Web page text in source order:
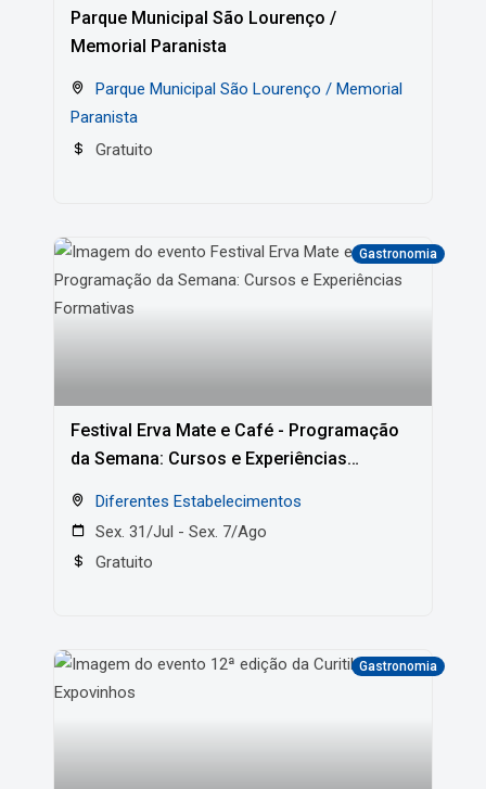
Parque Municipal São Lourenço /
Memorial Paranista
Paranista
Gratuito
Gastronomia
Festival Erva Mate e Café - Programação
da Semana: Cursos e Experiências
Diferentes Estabelecimentos
Sex. 31/Jul - Sex. 7/Ago
Gratuito
Gastronomia